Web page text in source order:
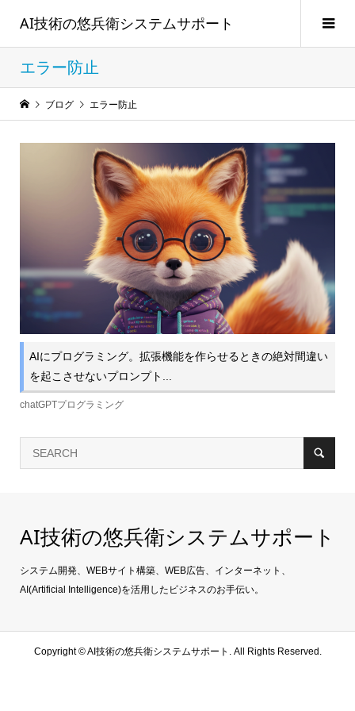
AI技術の悠兵衛システムサポート
エラー防止
ブログ エラー防止
AIにプログラミング。拡張機能を作らせるときの絶対間違い
を起こさせないプロンプト...
chatGPTプログラミング
AI技術の悠兵衛システムサポート
システム開発、WEBサイト構築、WEB広告、インターネット、
AI(Artificial Intelligence)を活用したビジネスのお手伝い。
Copyright ©AI技術の悠兵衛システムサポート. All Rights Reserved.